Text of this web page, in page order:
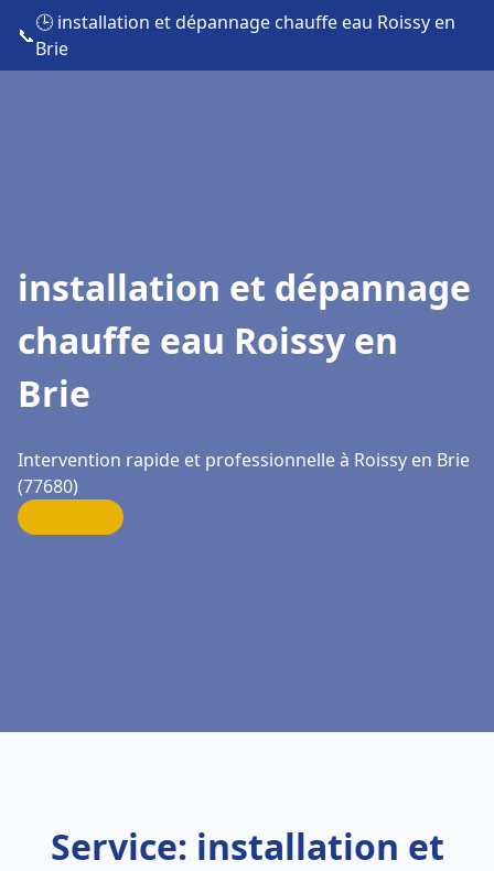
📞
🕒 installation et dépannage chauffe eau Roissy en
Brie
installation et dépannage
chauffe eau Roissy en
Brie
Intervention rapide et professionnelle à Roissy en Brie
(77680)
Service: installation et